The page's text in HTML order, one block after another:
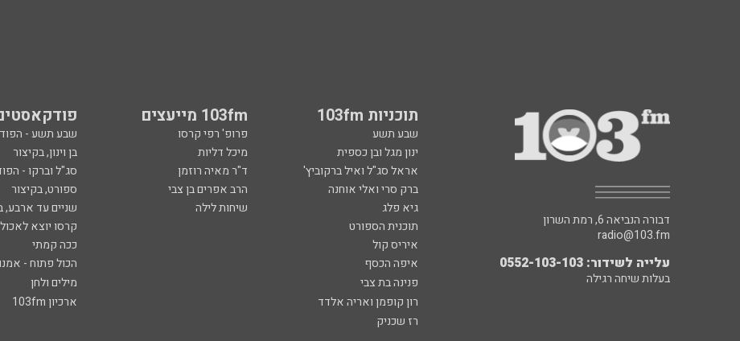
תוכניות 103fm 103fm מייעצים
שבע תשע פרופ' רפי קרסו שבע תשע -
ינון מגל ובן כספית
מיכל דליות בן וינון, בקיצור
אראל סג"ל ואיל ברקוביץ'
ד"ר מאיה רוזמן סג"ל וברקו -
ברק סרי ואלי אוחנה
הרב אפרים בן צבי ספורט, בקיצור
גיא פלג
שיחות לילה שניים עד ארבע,
תוכנית הספורט
קרסו יוצא לאכול
איריס קול
ככה קמתי
איפה הכסף
הכול פתוח -
פנינה בת צבי
מילים ולחן
רון קופמן ואריה אלדד
ארכיון 103fm
רז שכניק
דבורה הנביאה 6, רמת השרון
radio@103.fm
עלייה לשידור: 0552-103-103
בעלות שיחה רגילה